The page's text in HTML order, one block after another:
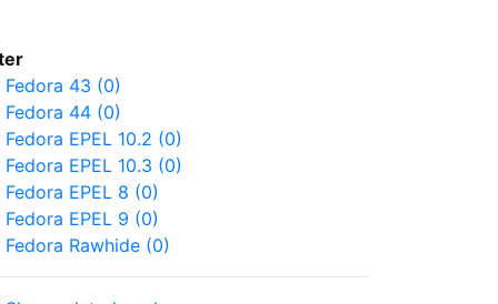
Fedora 43 (0)
Fedora 44 (0)
Fedora EPEL 10.2 (0)
Fedora EPEL 10.3 (0)
Fedora EPEL 8 (0)
Fedora EPEL 9 (0)
Fedora Rawhide (0)